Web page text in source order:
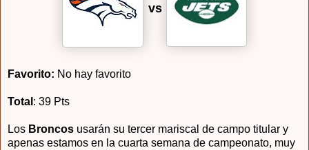
vs
Favorito: No hay favorito
Total : 39 Pts
Los Broncos usarán su tercer mariscal de campo titular y
apenas estamos en la cuarta semana de campeonato, muy